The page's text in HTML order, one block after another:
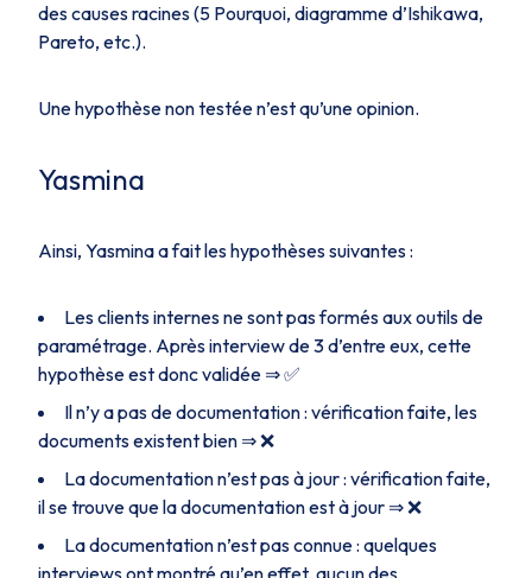
des causes racines (5 Pourquoi, diagramme d’Ishikawa,
Pareto, etc.).
Une hypothèse non testée n’est qu’une opinion.
Yasmina
Ainsi, Yasmina a fait les hypothèses suivantes :
Les clients internes ne sont pas formés aux outils de
paramétrage. Après interview de 3 d’entre eux, cette
hypothèse est donc validée ⇒ ✅
Il n’y a pas de documentation : vérification faite, les
documents existent bien ⇒ ❌
La documentation n’est pas à jour : vérification faite,
il se trouve que la documentation est à jour ⇒ ❌
La documentation n’est pas connue : quelques
interviews ont montré qu’en effet, aucun des